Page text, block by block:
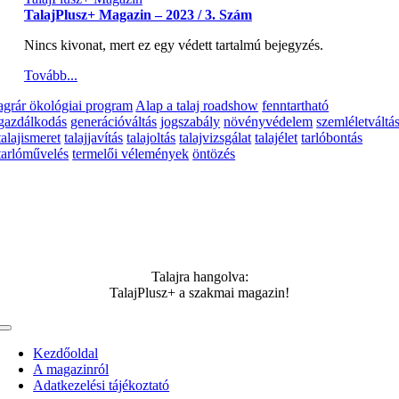
TalajPlusz+ Magazin – 2023 / 3. Szám
Nincs kivonat, mert ez egy védett tartalmú bejegyzés.
Tovább...
ökológiai program Alap a talaj roadshow fenntartható
generációváltás jogszabály növényvédelem
talajjavítás talajoltás talajvizsgálat talajélet tarlóbontás
termelői vélemények öntözés
Talajra hangolva:
TalajPlusz+ a szakmai magazin!
Toggle
NavigationKezdőoldal
A magazinról
Adatkezelési tájékoztató